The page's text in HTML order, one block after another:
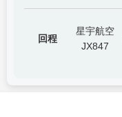
回程
星宇航空
JX847